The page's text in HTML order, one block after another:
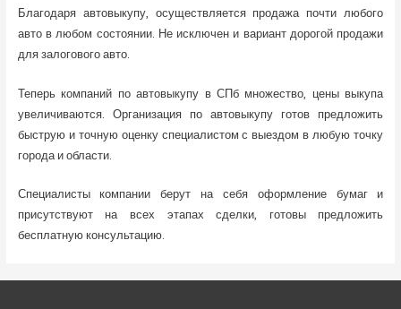
Благодаря автовыкупу, осуществляется продажа почти любого
авто в любом состоянии. Не исключен и вариант дорогой продажи
для залогового авто.
Теперь компаний по автовыкупу в СПб множество, цены выкупа
увеличиваются. Организация по автовыкупу готов предложить
быструю и точную оценку специалистом с выездом в любую точку
города и области.
Специалисты компании берут на себя оформление бумаг и
присутствуют на всех этапах сделки, готовы предложить
бесплатную консультацию.